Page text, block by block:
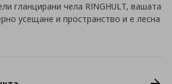
гланцирани чела RINGHULT, вашата
усещане и пространство и е лесна